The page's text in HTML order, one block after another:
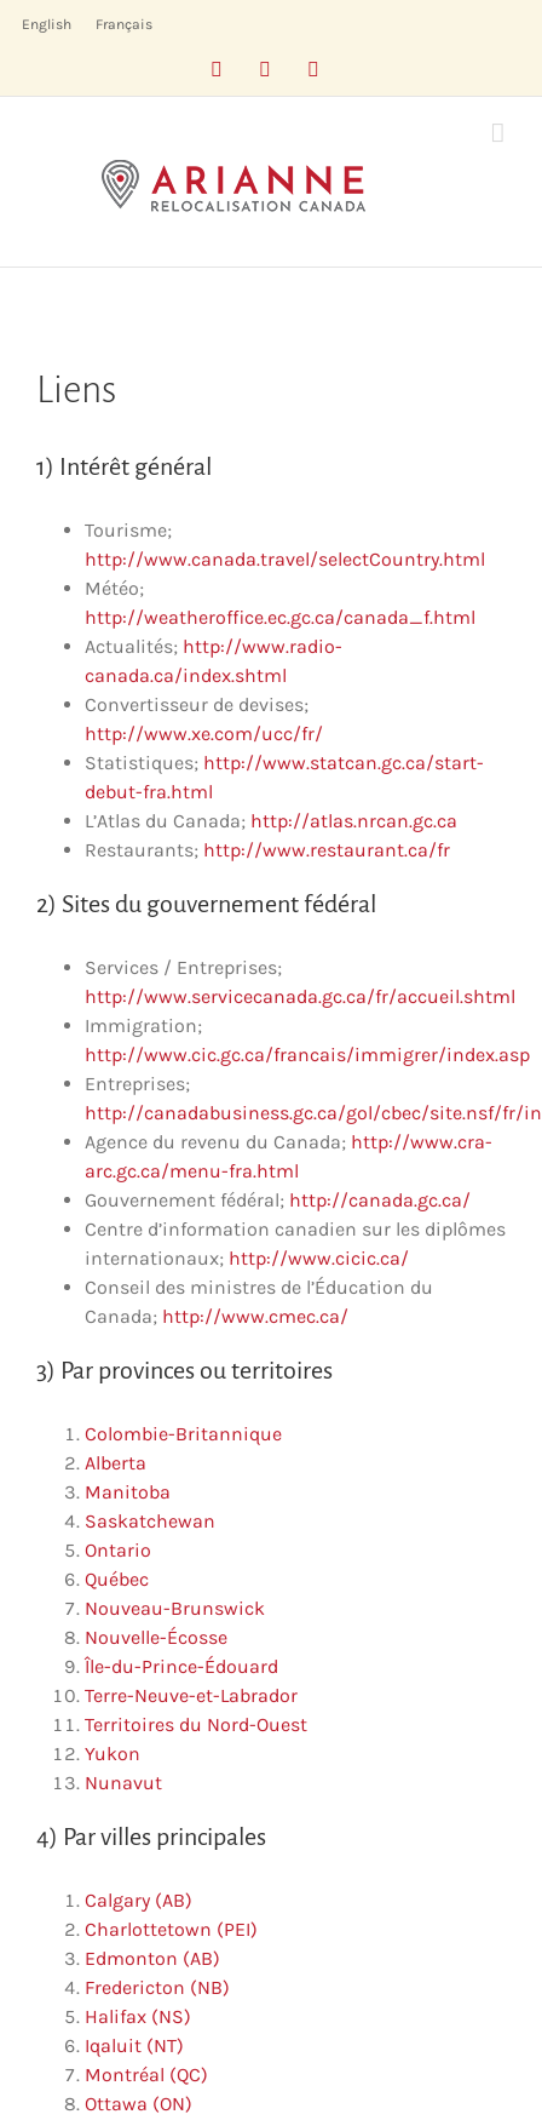
English Français
FacebookLinkedIn
Liens
1) Intérêt général
Tourisme;
http://www.canada.travel/selectCountry.html
Météo;
http://weatheroffice.ec.gc.ca/canada_f.html
Actualités; http://www.radio-
canada.ca/index.shtml
Convertisseur de devises;
http://www.xe.com/ucc/fr/
Statistiques; http://www.statcan.gc.ca/start-
debut-fra.html
L’Atlas du Canada; http://atlas.nrcan.gc.ca
Restaurants; http://www.restaurant.ca/fr
2) Sites du gouvernement fédéral
Services / Entreprises;
http://www.servicecanada.gc.ca/fr/accueil.shtml
Immigration;
http://www.cic.gc.ca/francais/immigrer/index.asp
Entreprises;
http://canadabusiness.gc.ca/gol/cbec/site.nsf/fr/
Agence du revenu du Canada; http://www.cra-
arc.gc.ca/menu-fra.html
Gouvernement fédéral; http://canada.gc.ca/
Centre d’information canadien sur les diplômes
internationaux; http://www.cicic.ca/
Conseil des ministres de l’Éducation du
Canada; http://www.cmec.ca/
3) Par provinces ou territoires
Colombie-Britannique
Alberta
Manitoba
Saskatchewan
Ontario
Québec
Nouveau-Brunswick
Nouvelle-Écosse
Île-du-Prince-Édouard
Terre-Neuve-et-Labrador
Territoires du Nord-Ouest
Yukon
Nunavut
4) Par villes principales
Calgary (AB)
Charlottetown (PEI)
Edmonton (AB)
Fredericton (NB)
Halifax (NS)
Iqaluit (NT)
Montréal (QC)
Ottawa (ON)